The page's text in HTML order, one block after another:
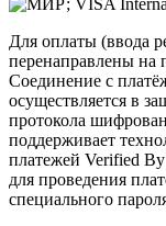
Для оплаты (ввода
перенаправлены
Соединение с
осуществляется в
протокола
поддерживает
платежей Verified
для проведения
специального